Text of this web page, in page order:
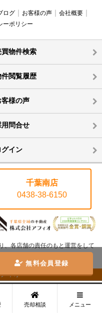
ログ お客様の声
会社概要
ーポリシー
買物件検索
件閲覧履歴
客様の声
用問合せ
グイン
千葉南店
0438-38-6150
、各店舗の責任のもと運営をして
ィオ
無料会員登録
売却相談 メニュー